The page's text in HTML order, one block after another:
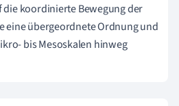
die koordinierte Bewegung der
eine übergeordnete Ordnung und
bis Mesoskalen hinweg